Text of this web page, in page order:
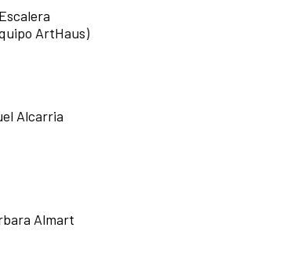
ArtHaus)
Alcarria
Almart